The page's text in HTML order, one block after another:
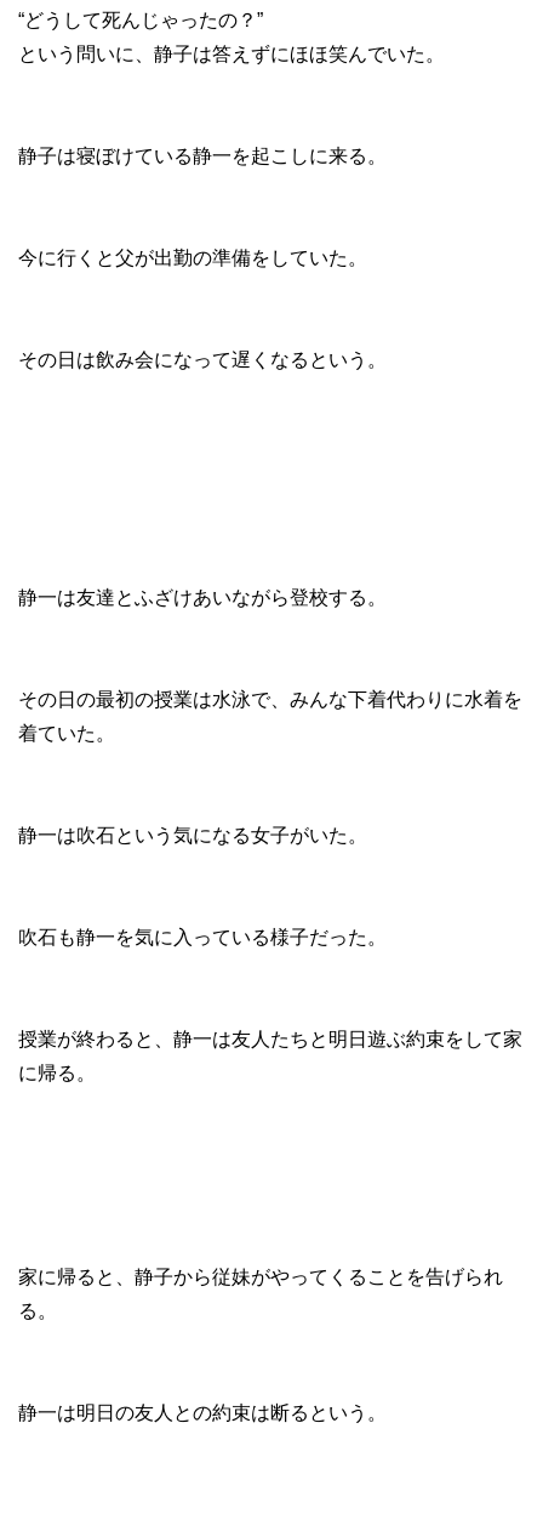
“どうして死んじゃったの？”
という問いに、静子は答えずにほほ笑んでいた。
静子は寝ぼけている静一を起こしに来る。
今に行くと父が出勤の準備をしていた。
その日は飲み会になって遅くなるという。
静一は友達とふざけあいながら登校する。
その日の最初の授業は水泳で、みんな下着代わりに水着を
着ていた。
静一は吹石という気になる女子がいた。
吹石も静一を気に入っている様子だった。
授業が終わると、静一は友人たちと明日遊ぶ約束をして家
に帰る。
家に帰ると、静子から従妹がやってくることを告げられ
る。
静一は明日の友人との約束は断るという。